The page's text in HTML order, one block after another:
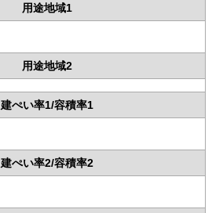
用途地域1
用途地域2
建ぺい率1/容積率1
建ぺい率2/容積率2